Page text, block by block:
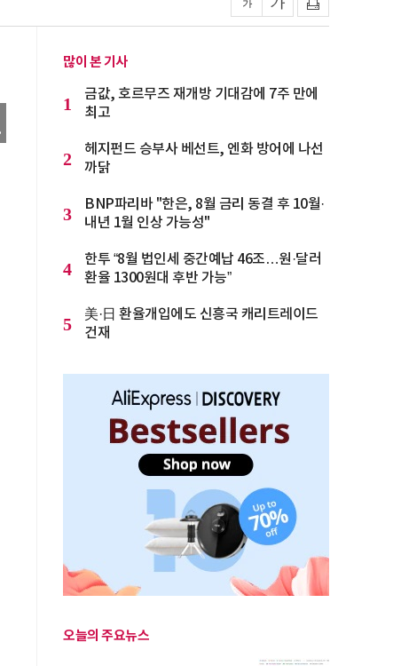
많이 본 기사
1
금값, 호르무즈 재개방 기대감에 7주 만에
최고
2
헤지펀드 승부사 베선트, 엔화 방어에 나선
까닭
3
BNP파리바 "한은, 8월 금리 동결 후 10월·
내년 1월 인상 가능성"
4
한투 “8월 법인세 중간예납 46조…원·달러
환율 1300원대 후반 가능”
5
美·日 환율개입에도 신흥국 캐리트레이드
건재
오늘의 주요뉴스